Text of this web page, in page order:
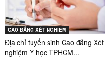
CAO ĐẲNG XÉT NGHIỆM
Địa chỉ tuyển sinh Cao đẳng Xét
nghiệm Y học TPHCM...